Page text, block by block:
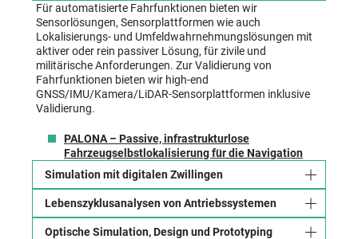
Für automatisierte Fahrfunktionen bieten wir
Sensorlösungen, Sensorplattformen wie auch
Lokalisierungs- und Umfeldwahrnehmungslösungen mit
aktiver oder rein passiver Lösung, für zivile und
militärische Anforderungen. Zur Validierung von
Fahrfunktionen bieten wir high-end
GNSS/IMU/Kamera/LiDAR-Sensorplattformen inklusive
Validierung.
PALONA – Passive, infrastrukturlose
Fahrzeugselbstlokalisierung für die Navigation
Simulation mit digitalen Zwillingen
Lebenszyklusanalysen von Antriebssystemen
Optische Simulation, Design und Prototyping